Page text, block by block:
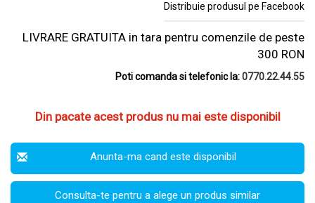
Distribuie produsul pe Facebook
LIVRARE GRATUITA in tara pentru comenzile de peste
300 RON
Poti comanda si telefonic la:0770.22.44.55
Din pacate acest produs nu mai este disponibil
Anunta-ma cand este disponibil
Consulta-te pentru a alege un produs similar